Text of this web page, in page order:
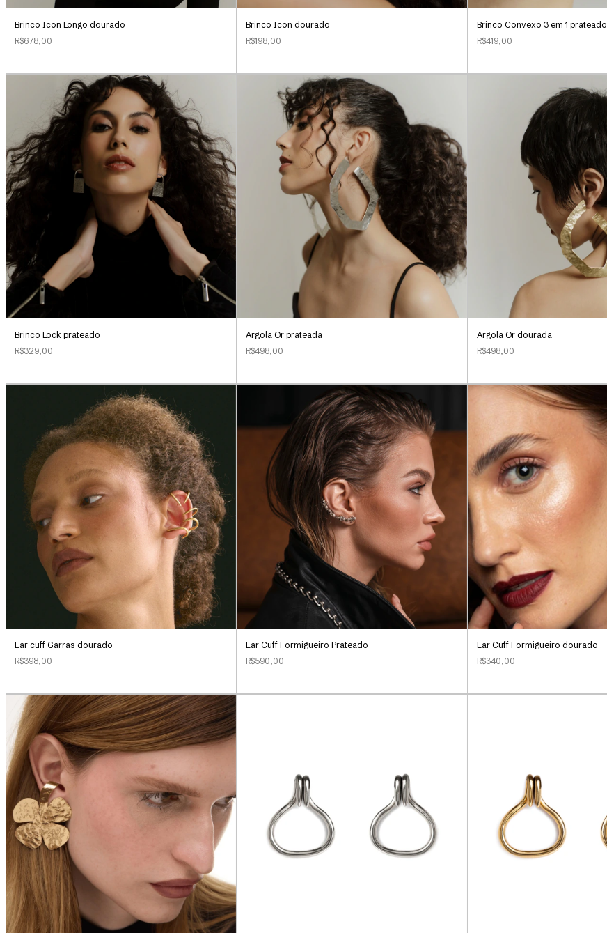
Brinco Icon Longo dourado
R$678,00
Brinco Icon dourado
R$198,00
Brinco Convexo 3 em 1 prateado
R$419,00
Brinco Lock prateado
R$329,00
Argola Or prateada
R$498,00
Argola Or dourada
R$498,00
Ear cuff Garras dourado
R$398,00
Ear Cuff Formigueiro Prateado
R$590,00
Ear Cuff Formigueiro dourado
R$340,00